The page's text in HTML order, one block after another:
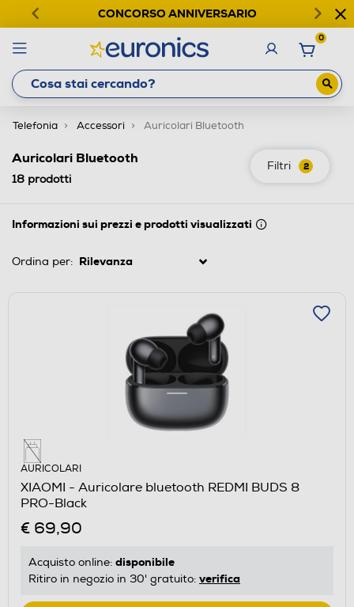
CONCORSO ANNIVERSARIO
0
Telefonia Accessori Auricolari Bluetooth
Filtri 2
Auricolari Bluetooth
18 prodotti
Informazioni sui prezzi e prodotti visualizzati
Ordina per:
AURICOLARI
XIAOMI - Auricolare bluetooth REDMI BUDS 8
PRO-Black
€ 69,90
Acquisto online: disponibile
Ritiro in negozio in 30' gratuito: verifica